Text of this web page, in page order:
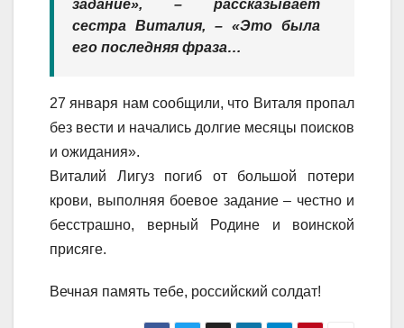
задание», – рассказывает
сестра Виталия, – «Это была
его последняя фраза…
27 января нам сообщили, что Виталя пропал
без вести и начались долгие месяцы поисков
и ожидания».
Виталий Лигуз погиб от большой потери
крови, выполняя боевое задание – честно и
бесстрашно, верный Родине и воинской
присяге.
Вечная память тебе, российский солдат!